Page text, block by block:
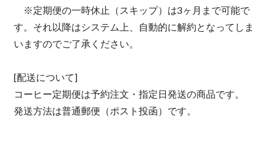
※定期便の一時休止（スキップ）は3ヶ月まで可能で
す。それ以降はシステム上、自動的に解約となってしま
いますのでご了承ください。
[配送について]
コーヒー定期便は予約注文・指定日発送の商品です。
発送方法は普通郵便（ポスト投函）です。